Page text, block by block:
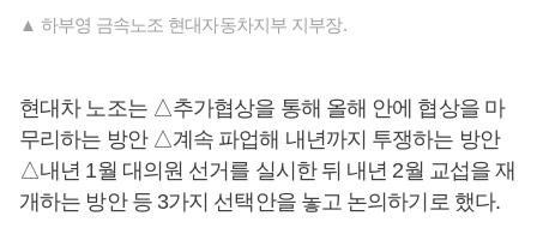
▲ 하부영 금속노조 현대자동차지부 지부장.
현대차 노조는 △추가협상을 통해 올해 안에 협상을 마
무리하는 방안 △계속 파업해 내년까지 투쟁하는 방안
△내년 1월 대의원 선거를 실시한 뒤 내년 2월 교섭을 재
개하는 방안 등 3가지 선택안을 놓고 논의하기로 했다.